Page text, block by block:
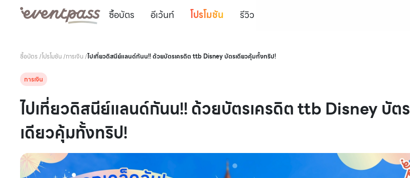
ซื้อบัตร อีเว้นท์ โปรโมชัน รีวิว
ซื้อบัตร /โปรโมชัน/การเงิน/ไปเที่ยวดิสนีย์แลนด์กันน!! ด้วยบัตรเครดิต ttb Disney บัตรเดียวคุ้มทั้งทริป!
การเงิน
ไปเที่ยวดิสนีย์แลนด์กันน!! ด้วยบัตรเครดิต ttb Disney บัตร
เดียวคุ้มทั้งทริป!